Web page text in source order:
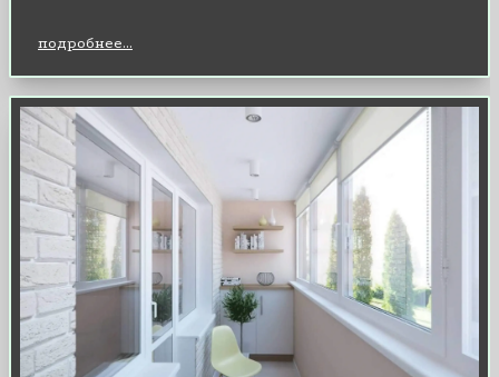
подробнее...